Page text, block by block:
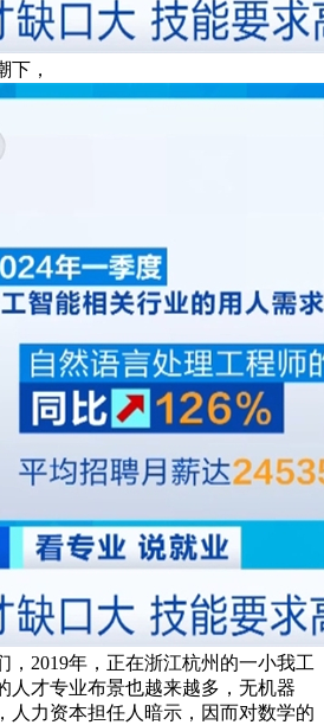
下，
，2019年，正在浙江杭州的一小我工
人才专业布景也越来越多，无机器
人力资本担任人暗示，因而对数学的